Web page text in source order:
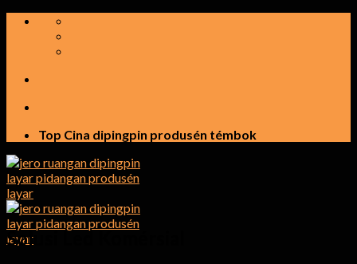
Luncat
Top Cina dipingpin produsén témbok
Solusi Led Komérsial